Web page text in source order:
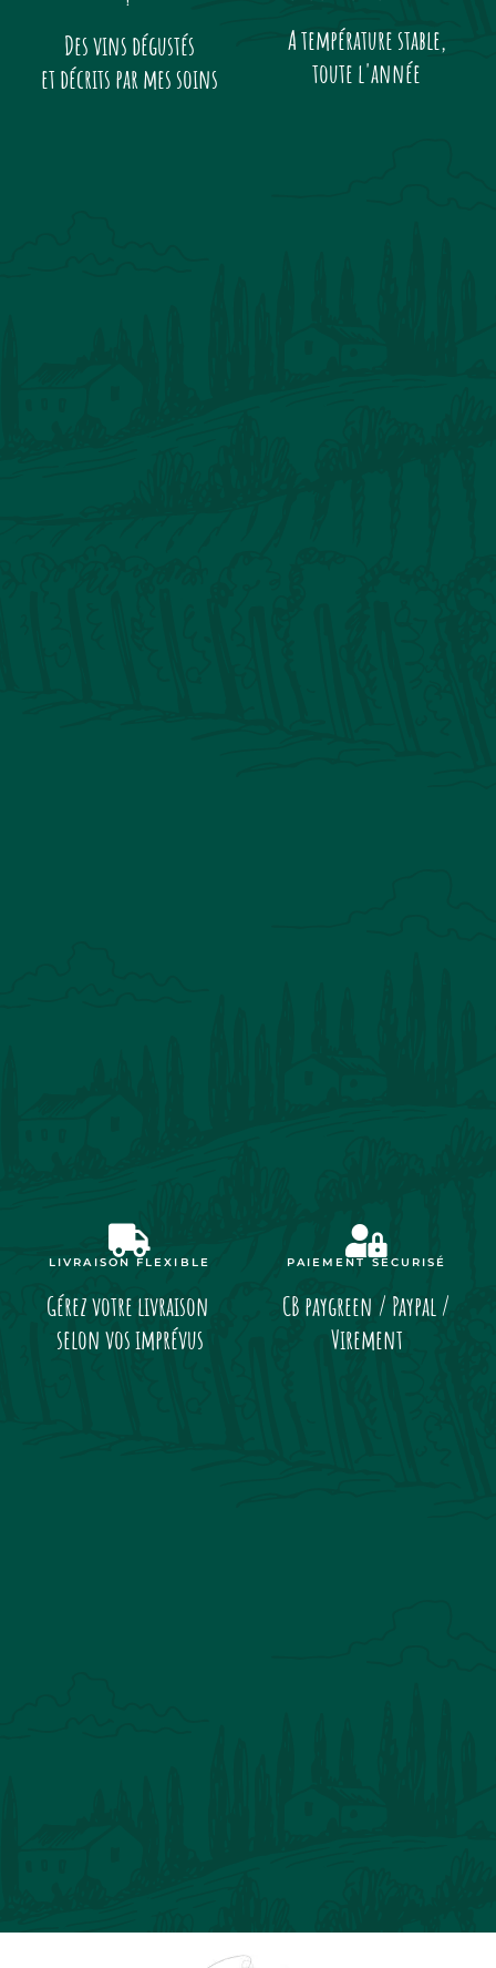
Des vins dégustés
et décrits par mes soins
A température stable,
toute l'année
LIVRAISON FLEXIBLE
Gérez votre livraison
selon vos imprévus
PAIEMENT SÉCURISÉ
CB paygreen / Paypal /
Virement